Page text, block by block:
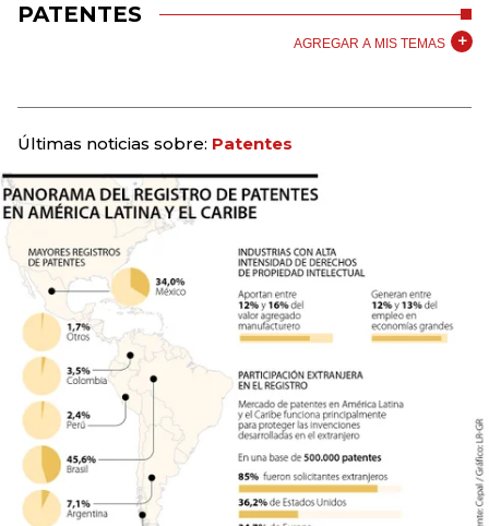
PATENTES
AGREGAR A MIS TEMAS
Últimas noticias sobre: Patentes